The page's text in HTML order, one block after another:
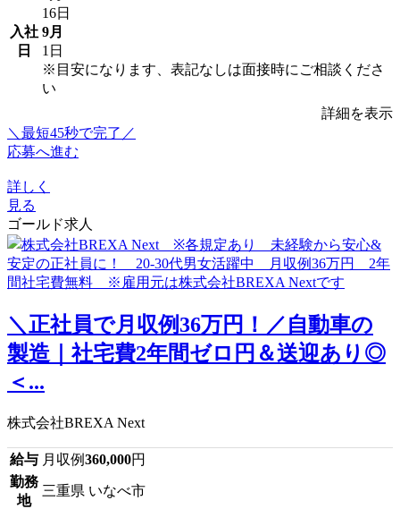
入社
日
16日
9月
1日
※目安になります、表記なしは面接時にご相談くださ
い
詳細を表示
＼最短45秒で完了／
応募へ進む
詳しく
見る
ゴールド求人
＼正社員で月収例36万円！／自動車の
製造｜社宅費2年間ゼロ円＆送迎あり◎
＜...
株式会社BREXA Next
給与 月収例360,000円
勤務
地
三重県 いなべ市